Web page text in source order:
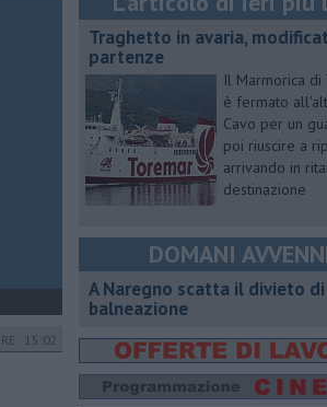
15:02
Traghetto in avaria,
partenze
Il Marmorica di
è fermato
Cavo per un
poi riuscire a
arrivando in
destinazione
DOMANI
A Naregno scatta il divieto di
balneazione